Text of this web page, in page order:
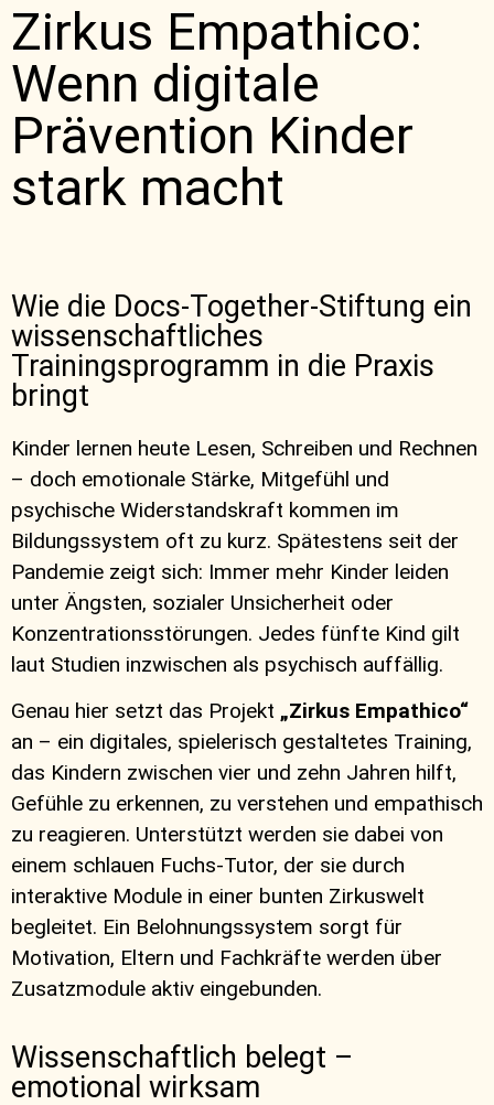
Zirkus Empathico:
Wenn digitale
Prävention Kinder
stark macht
Wie die Docs-Together-Stiftung ein
wissenschaftliches
Trainingsprogramm in die Praxis
bringt
Kinder lernen heute Lesen, Schreiben und Rechnen
– doch emotionale Stärke, Mitgefühl und
psychische Widerstandskraft kommen im
Bildungssystem oft zu kurz. Spätestens seit der
Pandemie zeigt sich: Immer mehr Kinder leiden
unter Ängsten, sozialer Unsicherheit oder
Konzentrationsstörungen. Jedes fünfte Kind gilt
laut Studien inzwischen als psychisch auffällig.
Genau hier setzt das Projekt „Zirkus Empathico“
an – ein digitales, spielerisch gestaltetes Training,
das Kindern zwischen vier und zehn Jahren hilft,
Gefühle zu erkennen, zu verstehen und empathisch
zu reagieren. Unterstützt werden sie dabei von
einem schlauen Fuchs-Tutor, der sie durch
interaktive Module in einer bunten Zirkuswelt
begleitet. Ein Belohnungssystem sorgt für
Motivation, Eltern und Fachkräfte werden über
Zusatzmodule aktiv eingebunden.
Wissenschaftlich belegt –
emotional wirksam